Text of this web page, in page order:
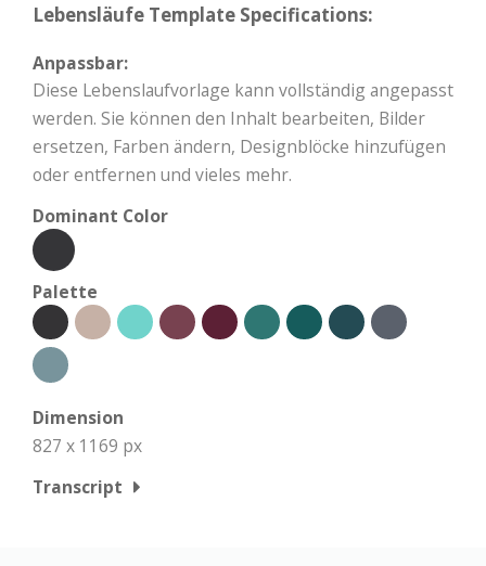
Lebensläufe Template Specifications:
Anpassbar:
Diese Lebenslaufvorlage kann vollständig angepasst
werden. Sie können den Inhalt bearbeiten, Bilder
ersetzen, Farben ändern, Designblöcke hinzufügen
oder entfernen und vieles mehr.
Dominant Color
Palette
Dimension
827 x 1169 px
Transcript